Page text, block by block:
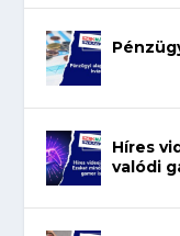
Híres
valódi